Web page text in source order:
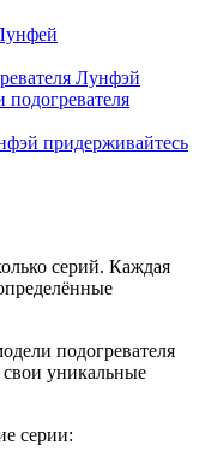
Лунфэй
подогревателя
придерживайтесь
серий. Каждая
подогревателя
свои уникальные
серии: